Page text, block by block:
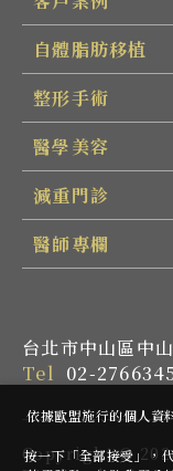
自體脂肪移植
整形手術
醫學美容
減重門診
醫師專欄
台北市中山區中
Tel 02-
Copyright ©
依據歐盟施行的個人資
按一下「全部接受」，